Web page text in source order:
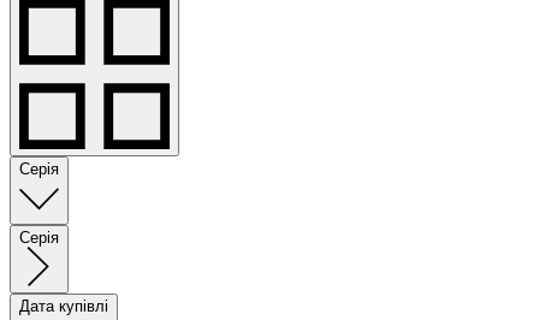
Серія
Серія
Дата купівлі